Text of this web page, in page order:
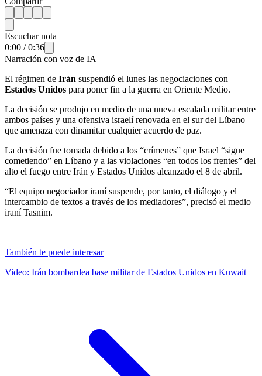
Escuchar nota
0:00 /0:36
Narración con voz de IA
El régimen de Irán suspendió el lunes las negociaciones con
Estados Unidos para poner fin a la guerra en Oriente Medio.
La decisión se produjo en medio de una nueva escalada militar entre
ambos países y una ofensiva israelí renovada en el sur del Líbano
que amenaza con dinamitar cualquier acuerdo de paz.
La decisión fue tomada debido a los “crímenes” que Israel “sigue
cometiendo” en Líbano y a las violaciones “en todos los frentes” del
alto el fuego entre Irán y Estados Unidos alcanzado el 8 de abril.
“El equipo negociador iraní suspende, por tanto, el diálogo y el
intercambio de textos a través de los mediadores”, precisó el medio
iraní Tasnim.
También te puede interesar
Video: Irán bombardea base militar de Estados Unidos en Kuwait